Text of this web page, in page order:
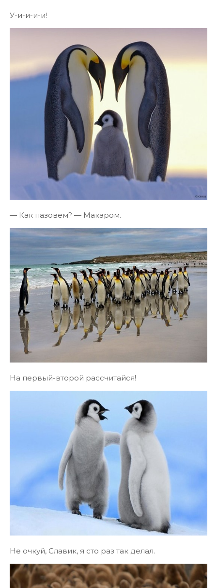
У-и-и-и-и!
— Как назовем? — Макаром.
На первый-второй рассчитайся!
Не очкуй, Славик, я сто раз так делал.